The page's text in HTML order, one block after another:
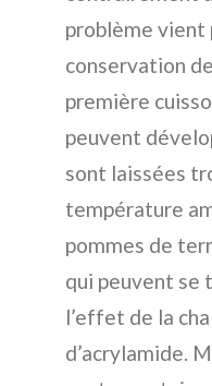
problème vient
conservation
première
peuvent
sont laissées
température
pommes de
qui peuvent se
l’effet de la
d’acrylamide.